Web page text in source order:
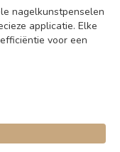
nagelkunstpenselen
applicatie. Elke
voor een